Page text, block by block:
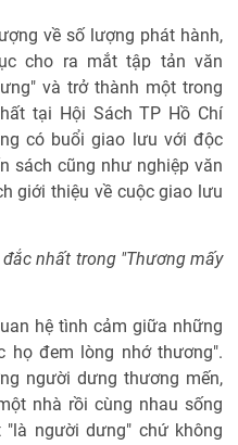
về số lượng phát hành,
cho ra mắt tập tản văn
và trở thành một trong
tại Hội Sách TP Hồ Chí
có buổi giao lưu với độc
sách cũng như nghiệp văn
giới thiệu về cuộc giao lưu
nhất trong "Thương mấy
hệ tình cảm giữa những
họ đem lòng nhớ thương".
người dưng thương mến,
nhà rồi cùng nhau sống
người dưng" chứ không